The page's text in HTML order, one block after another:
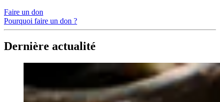
Faire un don
Pourquoi faire un don ?
Dernière actualité